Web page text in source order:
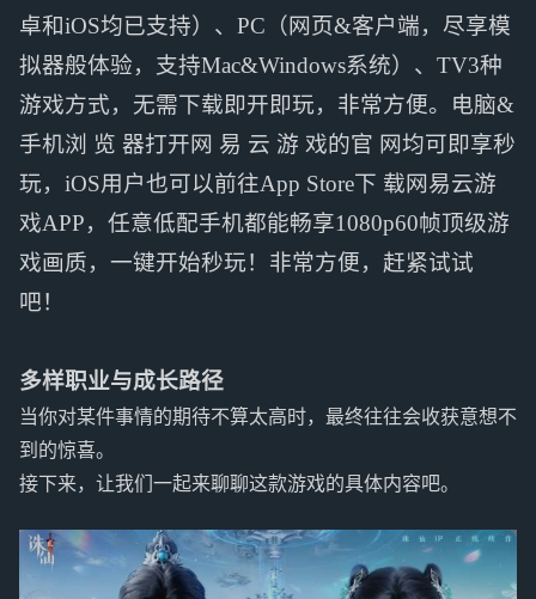
卓和iOS均已支持）、PC（网页&客户端，尽享模
拟器般体验，支持Mac&Windows系统）、TV3种
游戏方式，无需下载即开即玩，非常方便。电脑&
手机浏 览 器打开网 易 云 游 戏的官 网均可即享秒
玩，iOS用户也可以前往App Store下 载网易云游
戏APP，任意低配手机都能畅享1080p60帧顶级游
戏画质，一键开始秒玩！非常方便，赶紧试试
吧！
多样职业与成长路径
当你对某件事情的期待不算太高时，最终往往会收获意想不
到的惊喜。
接下来，让我们一起来聊聊这款游戏的具体内容吧。